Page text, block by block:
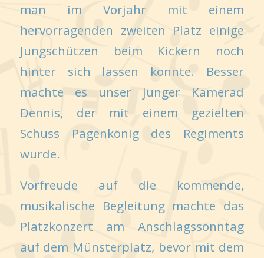
man im Vorjahr mit einem
hervorragenden zweiten Platz einige
Jungschützen beim Kickern noch
hinter sich lassen konnte. Besser
machte es unser junger Kamerad
Dennis, der mit einem gezielten
Schuss Pagenkönig des Regiments
wurde.
Vorfreude auf die kommende,
musikalische Begleitung machte das
Platzkonzert am Anschlagssonntag
auf dem Münsterplatz, bevor mit dem